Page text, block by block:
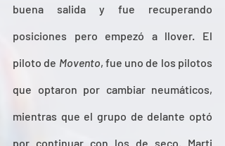
buena salida y fue recuperando
posiciones pero empezó a llover. El
piloto de Movento, fue uno de los pilotos
que optaron por cambiar neumáticos,
mientras que el grupo de delante optó
por continuar con los de seco. Marti